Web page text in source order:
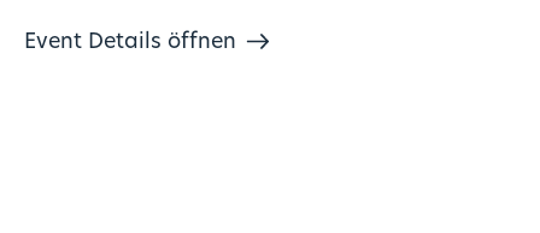
Event Details öffnen